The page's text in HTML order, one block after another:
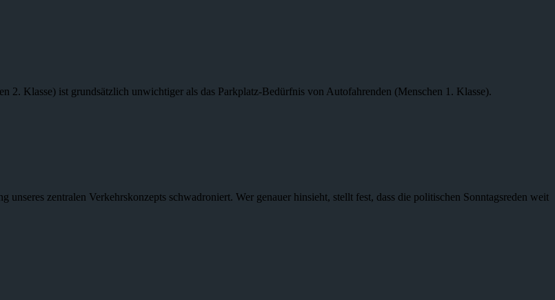
2. Klasse) ist grundsätzlich unwichtiger als das Parkplatz-Bedürfnis von Autofahrenden (Menschen 1. Klasse).
zentralen Verkehrskonzepts schwadroniert. Wer genauer hinsieht, stellt fest, dass die politischen Sonntagsreden weit